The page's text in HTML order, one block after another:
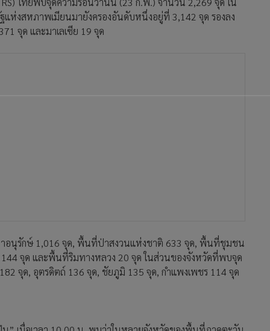
ห่งสหภาพเมียนมายังครองอันดับหนึ่งอยู่ที่ 3,142 จุด รองลง
จุด และมาเลเซีย 19 จุด
อนุรักษ์ 1,016 จุด, พื้นที่ป่าสงวนแห่งชาติ 633 จุด, พื้นที่ชุมชน
จุด และพื้นที่ริมทางหลวง 20 จุด ในส่วนของจังหวัดที่พบจุด
จุด, อุตรดิตถ์ 136 จุด, ชัยภูมิ 135 จุด, กำแพงเพชร 114 จุด